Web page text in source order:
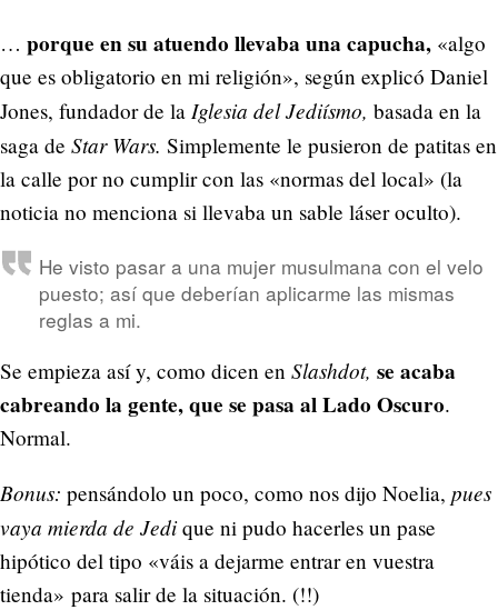
… porque en su atuendo llevaba una capucha, «algo
que es obligatorio en mi religión», según explicó Daniel
Jones, fundador de la Iglesia del Jediísmo, basada en la
saga de Star Wars. Simplemente le pusieron de patitas en
la calle por no cumplir con las «normas del local» (la
noticia no menciona si llevaba un sable láser oculto).
He visto pasar a una mujer musulmana con el velo
puesto; así que deberían aplicarme las mismas
reglas a mi.
Se empieza así y, como dicen en Slashdot, se acaba
cabreando la gente, que se pasa al Lado Oscuro.
Normal.
Bonus: pensándolo un poco, como nos dijo Noelia, pues
vaya mierda de Jedique ni pudo hacerles un pase
hipótico del tipo «váis a dejarme entrar en vuestra
tienda» para salir de la situación. (!!)